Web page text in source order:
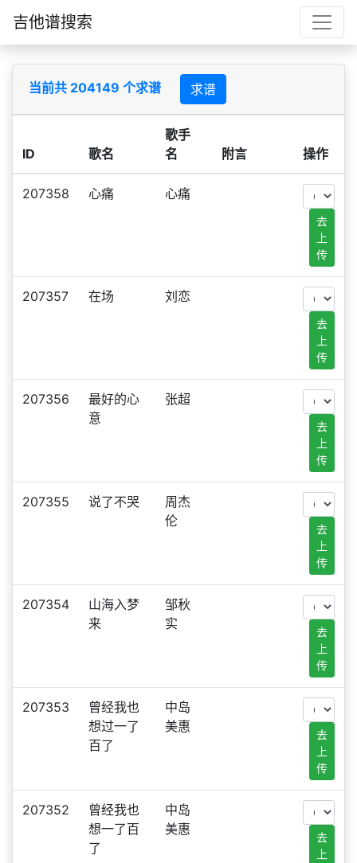
吉他谱搜索
当前共 204149 个求谱 求谱
ID 歌名
歌手
名
附言 操作
207358 心痛 心痛
去
上
传
207357 在场 刘恋
去
上
传
207356
最好的心
意
张超
去
上
传
207355 说了不哭
周杰
伦
去
上
传
207354
山海入梦
来
邹秋
实
去
上
传
207353
曾经我也
想过一了
百了
中岛
美惠
去
上
传
207352
曾经我也
想一了百
了
中岛
美惠
去
上